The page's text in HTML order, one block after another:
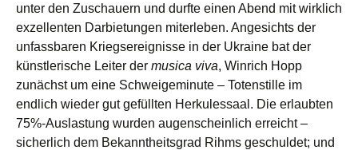
unter den Zuschauern und durfte einen Abend mit wirklich
exzellenten Darbietungen miterleben. Angesichts der
unfassbaren Kriegsereignisse in der Ukraine bat der
künstlerische Leiter der musica viva, Winrich Hopp
zunächst um eine Schweigeminute – Totenstille im
endlich wieder gut gefüllten Herkulessaal. Die erlaubten
75%-Auslastung wurden augenscheinlich erreicht –
sicherlich dem Bekanntheitsgrad Rihms geschuldet; und